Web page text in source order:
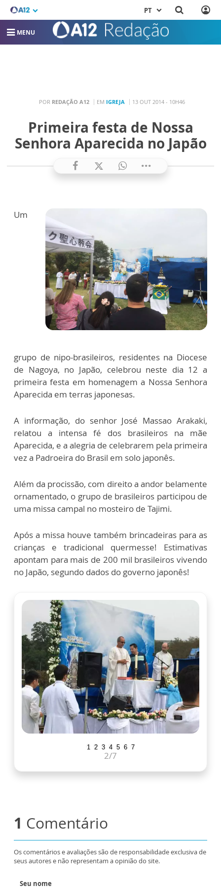
PT
MENU
POR REDAÇÃO A12 EM IGREJA 13 OUT 2014 - 10H46
Primeira festa de Nossa
Senhora Aparecida no Japão
Um
grupo de nipo-brasileiros, residentes na Diocese
de Nagoya, no Japão, celebrou neste dia 12 a
primeira festa em homenagem a Nossa Senhora
Aparecida em terras japonesas.
A informação, do senhor José Massao Arakaki,
relatou a intensa fé dos brasileiros na mãe
Aparecida, e a alegria de celebrarem pela primeira
vez a Padroeira do Brasil em solo japonês.
Além da procissão, com direito a andor belamente
ornamentado, o grupo de brasileiros participou de
uma missa campal no mosteiro de Tajimi.
Após a missa houve também brincadeiras para as
crianças e tradicional quermesse! Estimativas
apontam para mais de 200 mil brasileiros vivendo
no Japão, segundo dados do governo japonês!
1 2 3 4 5 6 7
2/7
1 Comentário
Os comentários e avaliações são de responsabilidade exclusiva de
seus autores e não representam a opinião do site.
Seu nome